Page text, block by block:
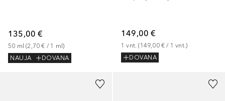
135,00 €
50 ml (2,70 € / 1 ml)
NAUJA
DOVANA
149,00 €
1 vnt. (149,00 € / 1 vnt.)
DOVANA